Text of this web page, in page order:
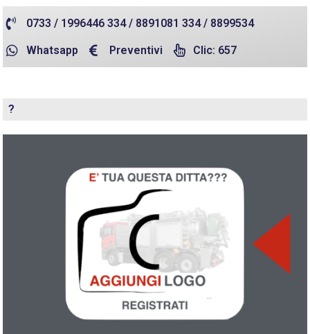
0733 / 1996446 334 / 8891081 334 / 8899534
Whatsapp Preventivi Clic: 657
?